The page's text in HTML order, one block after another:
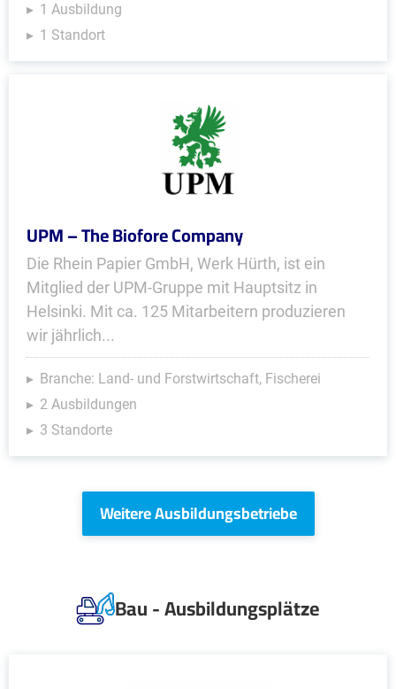
1 Ausbildung
1 Standort
UPM – The Biofore Company
Die Rhein Papier GmbH, Werk Hürth, ist ein
Mitglied der UPM-Gruppe mit Hauptsitz in
Helsinki. Mit ca. 125 Mitarbeitern produ­zieren
wir jährlich...
Branche: Land- und Forstwirtschaft, Fischerei
2 Ausbildungen
3 Standorte
Weitere Ausbildungsbetriebe
Bau - Ausbildungsplätze